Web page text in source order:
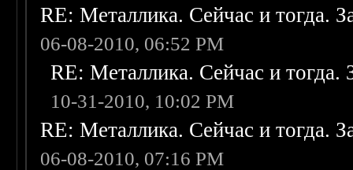
RE: Металлика. Сейчас и тогда.
06-08-2010, 06:52 PM
RE: Металлика. Сейчас и
10-31-2010, 10:02 PM
RE: Металлика. Сейчас и тогда.
06-08-2010, 07:16 PM